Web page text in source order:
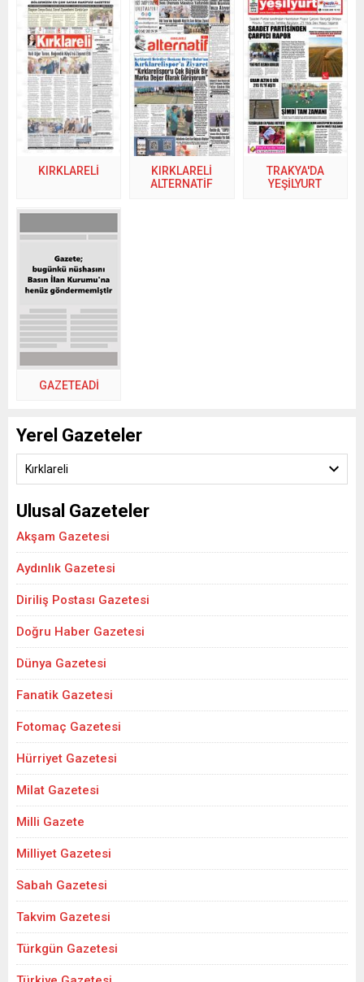
KIRKLARELİ
KIRKLARELİ
ALTERNATİF
TRAKYA'DA
YEŞİLYURT
GAZETEADI
Yerel Gazeteler
Kırklareli
Ulusal Gazeteler
Akşam Gazetesi
Aydınlık Gazetesi
Diriliş Postası Gazetesi
Doğru Haber Gazetesi
Dünya Gazetesi
Fanatik Gazetesi
Fotomaç Gazetesi
Hürriyet Gazetesi
Milat Gazetesi
Milli Gazete
Milliyet Gazetesi
Sabah Gazetesi
Takvim Gazetesi
Türkgün Gazetesi